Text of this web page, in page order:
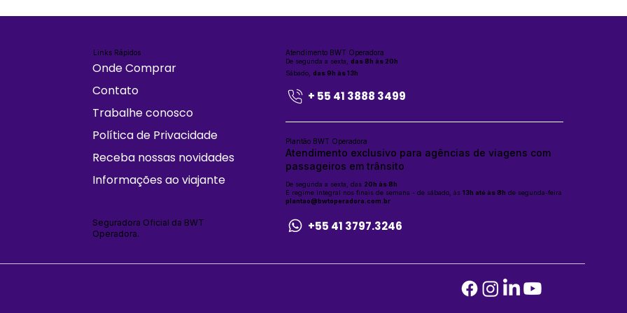
Links Rápidos
Onde Comprar
Contato
Trabalhe conosco
Política de Privacidade
Receba nossas novidades
Informações ao viajante
Seguradora Oficial da BWT
Operadora.
Atendimento BWT Operadora
De segunda a sexta, das 8h às 20h
Sábado, das 9h às 13h
+ 55 41 3888 3499
Plantão BWT Operadora
Atendimento exclusivo para agências de viagens com
passageiros em trânsito
De segunda a sexta, das 20h às 8h
E regime integral nos finais de semana - de sábado, às 13h até às 8h de segunda-feira
plantao@bwtoperadora.com.br
+55 41 3797.3246